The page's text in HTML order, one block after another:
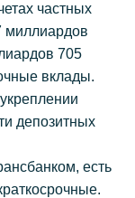
частных
миллиардов
705
вклады.
депозитных
есть